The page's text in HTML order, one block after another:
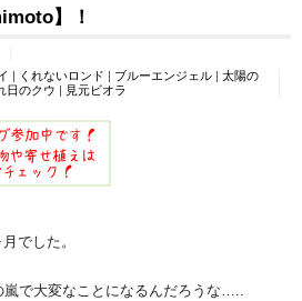
】！
| くれないロンド | ブルーエンジェル | 太陽の
日のクウ | 見元ビオラ
でした。
嵐で大変なことになるんだろうな…..